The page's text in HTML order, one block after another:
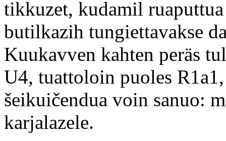
tikkuzet, kudamil
butilkazih tungiettavakse
Kuukavven kahten peräs
U4, tuattoloin puoles
šeikuičendua voin sanuo:
karjalazele.